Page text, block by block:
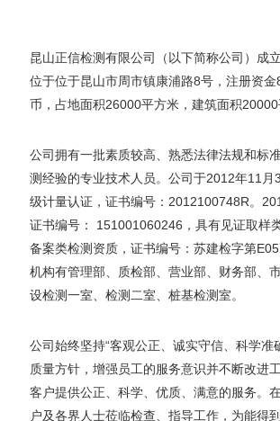
昆山正信检测有限公司（以下简称公司）成
位于位于昆山市周市镇康浦路8号，注册资
币，占地面积26000平方米，建筑面积20000
公司拥有一批素质较高、熟悉法律法规和标
测经验的专业技术人员。公司于2012年11月
级计量认证，证书编号：2012100748R。
证书编号： 151001060246，具有见证取样
备案类检测资质，证书编号：苏建检字第
机构有管理部、质检部、营业部、财务部、
设检测一室、检测二室、桩基检测室。
公司始终坚持“客观公正、诚实守信、科学准
质量方针，增强员工的服务意识并不断改进
客户提供公正、科学、优质、满意的服务。
户及各界人士莅临检查、指导工作，为能得